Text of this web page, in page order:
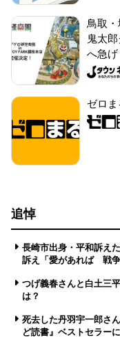
鳥取
鬼太
へ急
ゼロま
追悼
長崎市出身・平和訴え
訴え「愛があれば 戦争
つげ義春さんと白土三
は？
死去した丹羽宇一郎さ
ど読書』ベストセラーに